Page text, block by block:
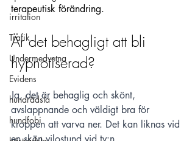
irritation
Trafik
Undermedvetna
Evidens
hundrädsla
hundfobi
terapeutisk förändring.
Är det behagligt att bli
hypnotiserad?
Ja, det är behaglig och skönt,
avslappnande och väldigt bra för
kroppen att varva ner. Det kan liknas vid